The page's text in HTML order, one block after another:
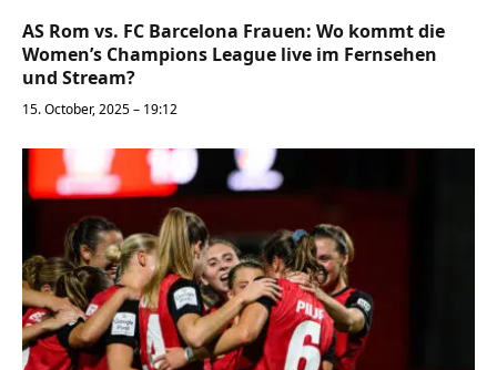
AS Rom vs. FC Barcelona Frauen: Wo kommt die
Women’s Champions League live im Fernsehen
und Stream?
15. October, 2025 – 19:12